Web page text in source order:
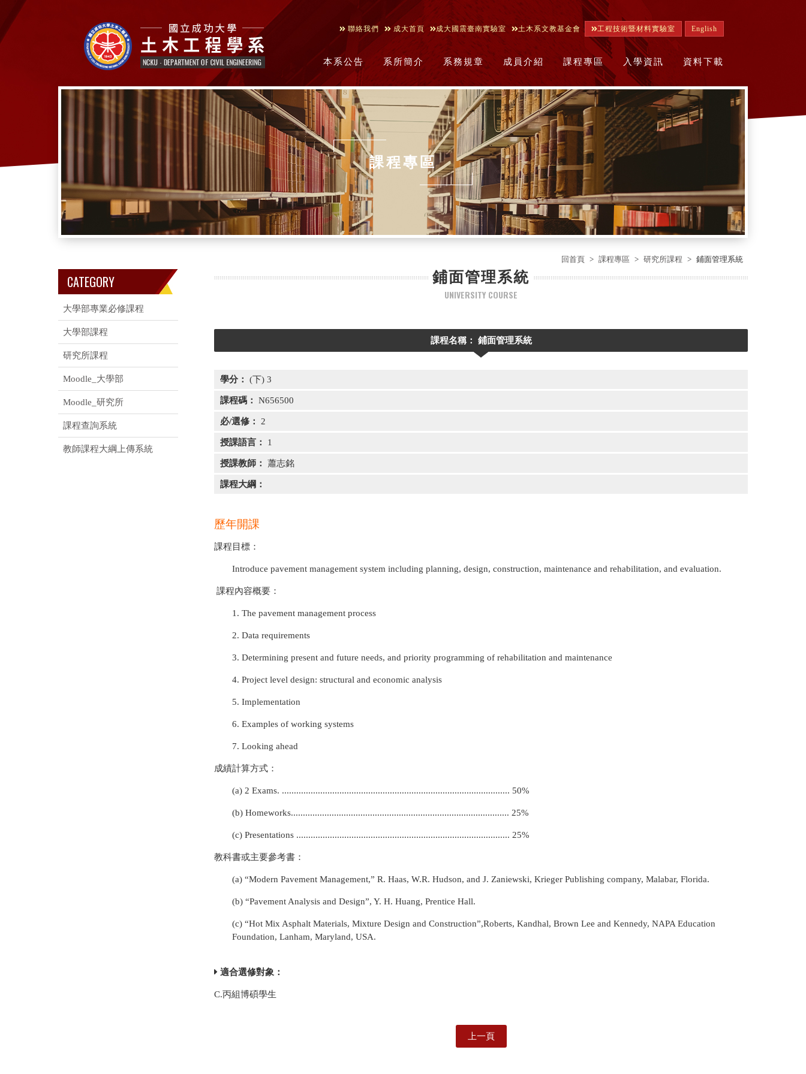
聯絡我們 成大首頁 成大國震臺南實驗室 土木系文教基金會 工程技術暨材料實驗室 English
本系公告 系所簡介 系務規章 成員介紹 課程專區 入學資訊 資料下載
課程專區
回首頁 課程專區 研究所課程 鋪面管理系統
CATEGORY
大學部專業必修課程
大學部課程
研究所課程
Moodle_大學部
Moodle_研究所
課程查詢系統
教師課程大綱上傳系統
鋪面管理系統
UNIVERSITY COURSE
課程名稱： 鋪面管理系統
學分： (下) 3
課程碼： N656500
必/選修： 2
授課語言： 1
授課教師： 蕭志銘
課程大綱：
歷年開課
課程目標：
Introduce pavement management system including planning, design, construction, maintenance and rehabilitation, and evaluation.
課程內容概要：
1. The pavement management process
2. Data requirements
3. Determining present and future needs, and priority programming of rehabilitation and maintenance
4. Project level design: structural and economic analysis
5. Implementation
6. Examples of working systems
7. Looking ahead
成績計算方式：
(a) 2 Exams. ............................................................................................... 50%
(b) Homeworks........................................................................................... 25%
(c) Presentations ......................................................................................... 25%
教科書或主要參考書：
(a) “Modern Pavement Management,” R. Haas, W.R. Hudson, and J. Zaniewski, Krieger Publishing company, Malabar, Florida.
(b) “Pavement Analysis and Design”, Y. H. Huang, Prentice Hall.
(c) “Hot Mix Asphalt Materials, Mixture Design and Construction”,Roberts, Kandhal, Brown Lee and Kennedy, NAPA Education
Foundation, Lanham, Maryland, USA.
適合選修對象：
C.丙組博碩學生
上一頁